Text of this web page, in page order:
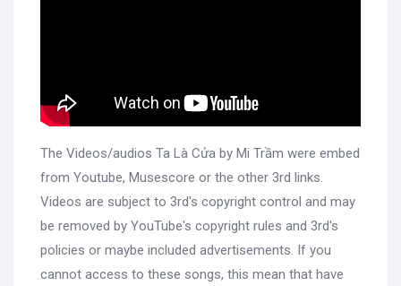
The Videos/audios Ta Là Cửa by Mi Trầm were embed
from Youtube, Musescore or the other 3rd links.
Videos are subject to 3rd's copyright control and may
be removed by YouTube's copyright rules and 3rd's
policies or maybe included advertisements. If you
cannot access to these songs, this mean that have